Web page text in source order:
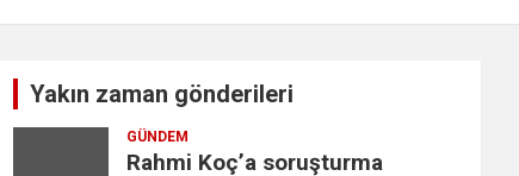
Yakın zaman gönderileri
GÜNDEM
Rahmi Koç’a soruşturma